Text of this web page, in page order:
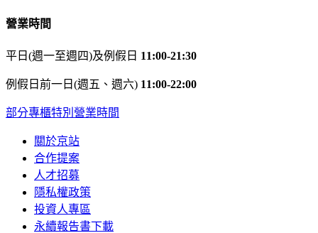
營業時間
平日(週一至週四)及例假日 11:00-21:30
例假日前一日(週五、週六) 11:00-22:00
部分專櫃特別營業時間
關於京站
合作提案
人才招募
隱私權政策
投資人專區
永續報告書下載